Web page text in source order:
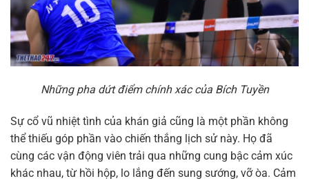
Những pha dứt điểm chính xác của Bích Tuyền
Sự cổ vũ nhiệt tình của khán giả cũng là một phần không
thể thiếu góp phần vào chiến thắng lịch sử này. Họ đã
cùng các vận động viên trải qua những cung bậc cảm xúc
khác nhau, từ hồi hộp, lo lắng đến sung sướng, vỡ òa. Cảm